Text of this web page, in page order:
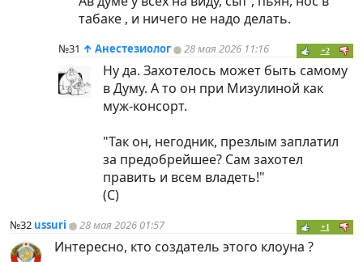
табаке , и ничего не надо делать.
№31 ↑ Анестезиолог 28 мая 2026 11:16 +2
Ну да. Захотелось может быть самому
в Думу. А то он при Мизулиной как
муж-консорт.
"Так он, негодник, презлым заплатил
за предобрейшее? Сам захотел
править и всем владеть!"
(С)
№32 ussuri 28 мая 2026 01:57 +1
Интересно, кто создатель этого клоуна ?